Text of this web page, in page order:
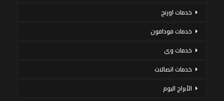
خدمات اورنج
خدمات فودافون
خدمات وى
خدمات اتصالات
الأبراج اليوم